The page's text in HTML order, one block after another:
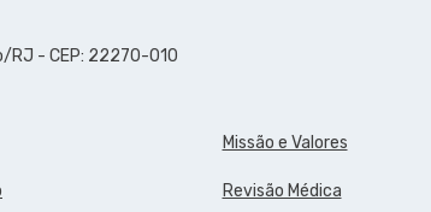
RJ - CEP: 22270-010
Missão e Valores
Revisão Médica